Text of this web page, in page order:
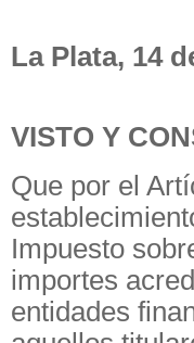
La Plata, 14
VISTO Y
Que por el
Impuesto
importes
entidades